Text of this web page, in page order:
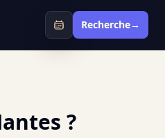
Recherche→
?